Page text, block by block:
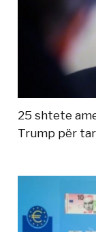
25 shtete
Trump për